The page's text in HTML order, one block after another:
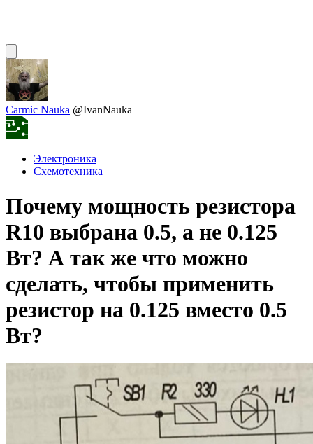
Carmic Nauka @IvanNauka
Электроника
Схемотехника
Почему мощность резистора
R10 выбрана 0.5, а не 0.125
Вт? А так же что можно
сделать, чтобы применить
резистор на 0.125 вместо 0.5
Вт?